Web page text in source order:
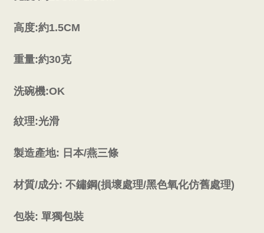
高度:約1.5CM
重量:約30克
洗碗機:OK
紋理:光滑
製造產地: 日本/燕三條
材質/成分: 不鏽鋼(損壞處理/黑色氧化仿舊處理)
包裝: 單獨包裝